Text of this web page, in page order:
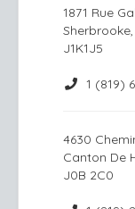
1871 Rue
J1K1J5
1 (819)
4630
Canton De
J0B 2C0